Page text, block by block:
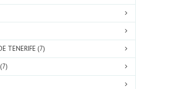
TENERIFE (7)